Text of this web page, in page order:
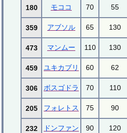
180 モココ 70 55
359 アブソル 65 130
473 マンムー 110 130
459 ユキカブリ 60 62
306 ボスゴドラ 70 110
205 フォレトス 75 90
232 ドンファン 90 120